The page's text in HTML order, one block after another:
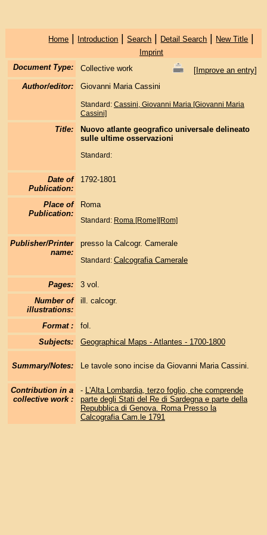
Home | Introduction |Search | Detail Search | New Title |
Imprint
Document Type:
Collective work [Improve an entry]
Author/editor:
Giovanni Maria Cassini
Standard: Cassini, Giovanni Maria [Giovanni Maria
Cassini]
Title:
Nuovo atlante geografico universale delineato
sulle ultime osservazioni
Standard:
Date of
Publication:
1792-1801
Place of
Publication:
Roma
Standard: Roma [Rome][Rom]
Publisher/Printer
name:
presso la Calcogr. Camerale
Standard: Calcografia Camerale
Pages:
3 vol.
Number of
illustrations:
ill. calcogr.
Format :
fol.
Subjects:
Geographical Maps - Atlantes - 1700-1800
Summary/Notes: Le tavole sono incise da Giovanni Maria Cassini.
Contribution in a
collective work :
- L'Alta Lombardia, terzo foglio, che comprende
parte degli Stati del Re di Sardegna e parte della
Repubblica di Genova. Roma Presso la
Calcografia Cam.le 1791